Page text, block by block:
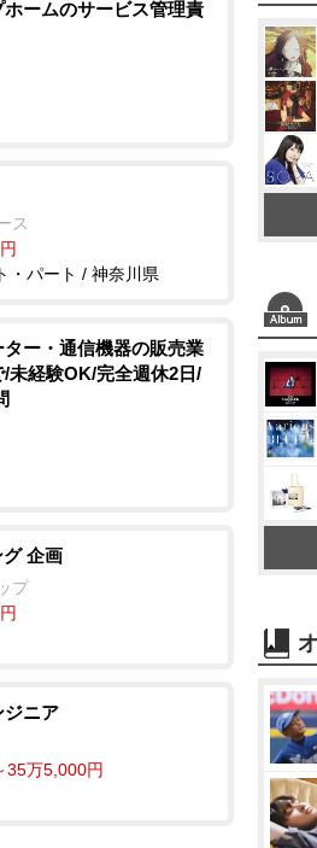
tームのサービス管理責
ス
・パート / 神奈川県
ター・通信機器の販売業
未経験OK/完全週休2日/
企画
プ
ジニア
35万5,000円